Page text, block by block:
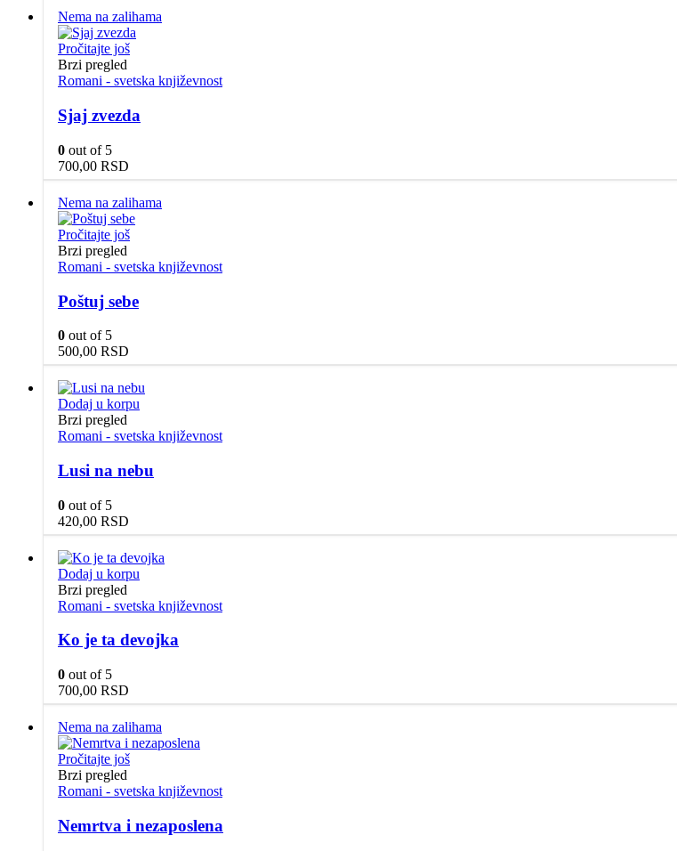
Nema na zalihama
Pročitajte još
Brzi pregled
Romani - svetska književnost
Sjaj zvezda
0 out of 5
700,00 RSD
Nema na zalihama
Pročitajte još
Brzi pregled
Romani - svetska književnost
Poštuj sebe
0 out of 5
500,00 RSD
Dodaj u korpu
Brzi pregled
Romani - svetska književnost
Lusi na nebu
0 out of 5
420,00 RSD
Dodaj u korpu
Brzi pregled
Romani - svetska književnost
Ko je ta devojka
0 out of 5
700,00 RSD
Nema na zalihama
Pročitajte još
Brzi pregled
Romani - svetska književnost
Nemrtva i nezaposlena